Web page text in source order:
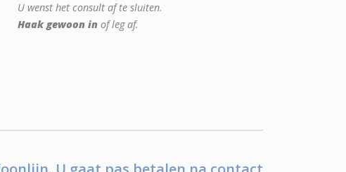
U wenst het consult af te sluiten.
Haak gewoon in of leg af.